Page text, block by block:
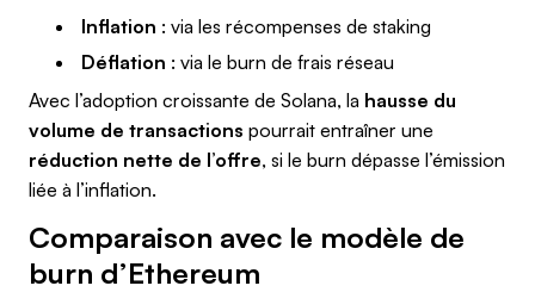
Inflation : via les récompenses de staking
Déflation : via le burn de frais réseau
Avec l’adoption croissante de Solana, la hausse du
volume de transactions pourrait entraîner une
réduction nette de l’offre, si le burn dépasse l’émission
liée à l’inflation.
Comparaison avec le modèle de
burn d’Ethereum